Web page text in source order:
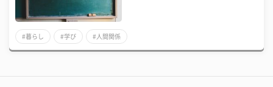
#暮らし #学び #人間関係